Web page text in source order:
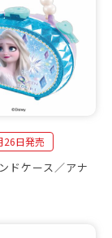
26日発売
ドケース／アナ